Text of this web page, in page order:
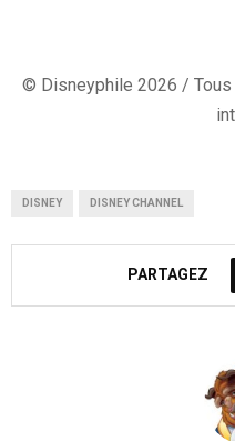
© Disneyphile 2026 /
DISNEY DISNEY CHANNEL
PARTAGEZ